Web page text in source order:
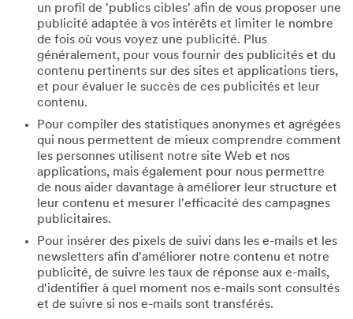
un profil de 'publics cibles' afin de vous proposer une
publicité adaptée à vos intérêts et limiter le nombre
de fois où vous voyez une publicité. Plus
généralement, pour vous fournir des publicités et du
contenu pertinents sur des sites et applications tiers,
et pour évaluer le succès de ces publicités et leur
contenu.
Pour compiler des statistiques anonymes et agrégées
qui nous permettent de mieux comprendre comment
les personnes utilisent notre site Web et nos
applications, mais également pour nous permettre
de nous aider davantage à améliorer leur structure et
leur contenu et mesurer l'efficacité des campagnes
publicitaires.
Pour insérer des pixels de suivi dans les e-mails et les
newsletters afin d'améliorer notre contenu et notre
publicité, de suivre les taux de réponse aux e-mails,
d'identifier à quel moment nos e-mails sont consultés
et de suivre si nos e-mails sont transférés.